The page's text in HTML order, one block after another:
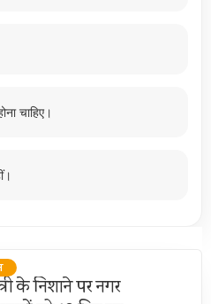
चाहिए।
के निशाने पर नगर